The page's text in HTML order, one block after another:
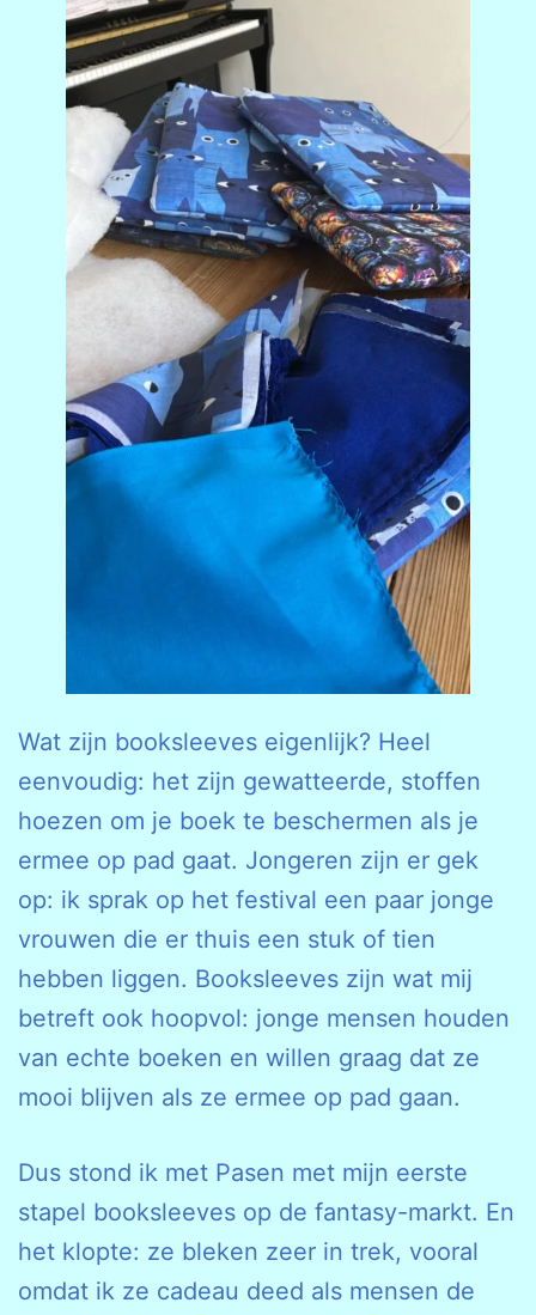
Wat zijn booksleeves eigenlijk? Heel
eenvoudig: het zijn gewatteerde, stoffen
hoezen om je boek te beschermen als je
ermee op pad gaat. Jongeren zijn er gek
op: ik sprak op het festival een paar jonge
vrouwen die er thuis een stuk of tien
hebben liggen. Booksleeves zijn wat mij
betreft ook hoopvol: jonge mensen houden
van echte boeken en willen graag dat ze
mooi blijven als ze ermee op pad gaan.
Dus stond ik met Pasen met mijn eerste
stapel booksleeves op de fantasy-markt. En
het klopte: ze bleken zeer in trek, vooral
omdat ik ze cadeau deed als mensen de